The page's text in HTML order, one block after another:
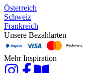
Österreich
Schweiz
Frankreich
Unsere Bezahlarten
Mehr Inspiration